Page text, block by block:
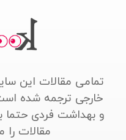
تمامی مقالات این
خارجی ترجمه شده
و بهداشت فردی حتما
مقالات را